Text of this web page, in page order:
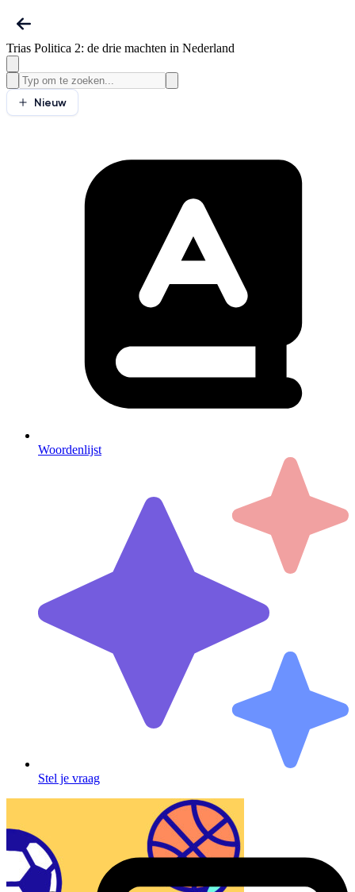
Trias Politica 2: de drie machten in Nederland
Nieuw
Woordenlijst
Stel je vraag